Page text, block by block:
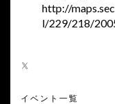
http://
l/229/218/
X
イベント一覧